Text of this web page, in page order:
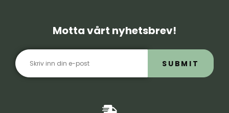
Motta vårt nyhetsbrev!
SUBMIT